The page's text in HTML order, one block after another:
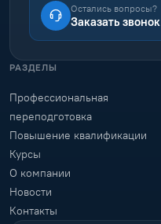
Остались вопросы?
Заказать звонок
РАЗДЕЛЫ
Профессиональная
переподготовка
Повышение квалификации
Курсы
О компании
Новости
Контакты